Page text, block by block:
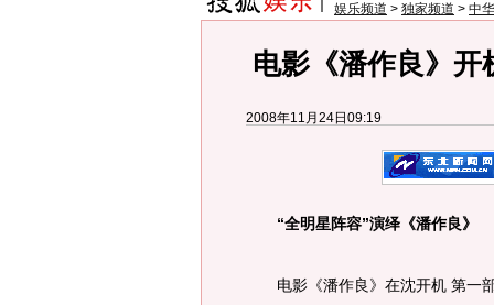
娱乐频道 > 独家频道 > 中
电影《潘作良》
2008年11月24日09:19
“全明星阵容”演绎《潘作良》
电影《潘作良》在沈开机 第一部